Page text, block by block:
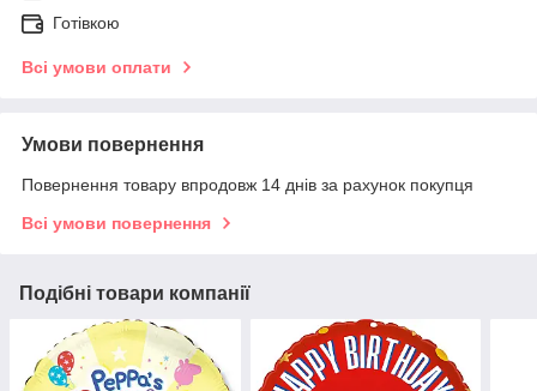
Готівкою
Всі умови оплати
Умови повернення
Повернення товару впродовж 14 днів за рахунок покупця
Всі умови повернення
Подібні товари компанії